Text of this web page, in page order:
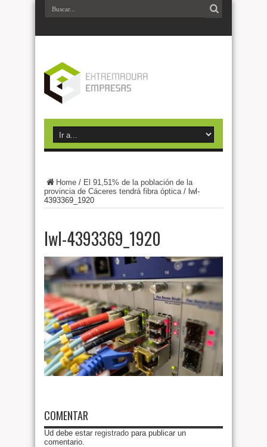
Home / El 91,51% de la población de la
provincia de Cáceres tendrá fibra óptica/ lwl-
4393369_1920
lwl-4393369_1920
COMENTAR
Ud debe estar registrado para publicar un
comentario.